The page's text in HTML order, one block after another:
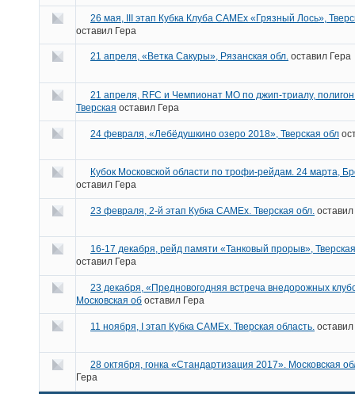
26 мая, III этап Кубка Клуба САМЕх «Грязный Лось»,
оставил Гера
21 апреля, «Ветка Сакуры», Рязанская обл. оставил Гера
21 апреля, RFC и Чемпионат МО по джип-триалу,
Тверская оставил Гера
24 февраля, «Лебёдушкино озеро 2018», Тверская обл
Кубок Московской области по трофи-рейдам. 24 марта,
оставил Гера
23 февраля, 2-й этап Кубка САМЕх. Тверская обл. оставил
16-17 декабря, рейд памяти «Танковый прорыв»,
оставил Гера
23 декабря, «Предновогодняя встреча внедорожных
Московская об оставил Гера
11 ноября, I этап Кубка CAMEx. Тверская область. оставил
28 октября, гонка «Стандартизация 2017». Московская
Гера